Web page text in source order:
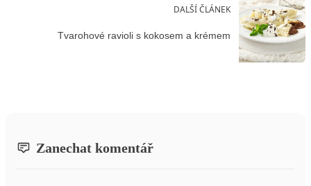
DALŠÍ ČLÁNEK
Tvarohové ravioli s kokosem a krémem
Zanechat komentář